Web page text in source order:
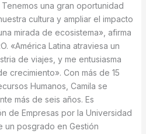
una gran oportunidad
cultura y ampliar el impacto
mirada de ecosistema», afirma
«América Latina atraviesa un
de viajes, y me entusiasma
crecimiento». Con más de 15
Humanos, Camila se
más de seis años. Es
de Empresas por la Universidad
un posgrado en Gestión